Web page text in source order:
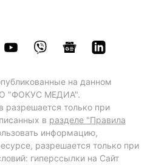
на данном
"ФОКУС МЕДИА".
разрешается только при
в разделе "Правила
информацию,
разрешается только при
гиперссылки на Сайт